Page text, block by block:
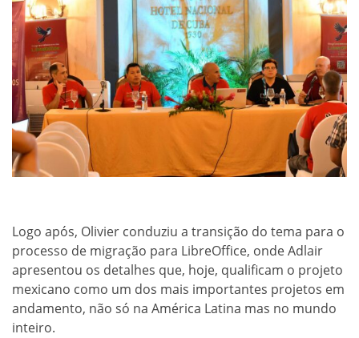
Logo após, Olivier conduziu a transição do tema para o
processo de migração para LibreOffice, onde Adlair
apresentou os detalhes que, hoje, qualificam o projeto
mexicano como um dos mais importantes projetos em
andamento, não só na América Latina mas no mundo
inteiro.